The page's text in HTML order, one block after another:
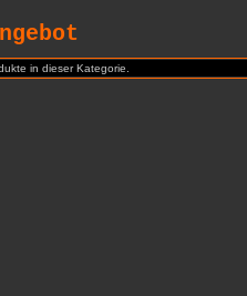
in dieser Kategorie.